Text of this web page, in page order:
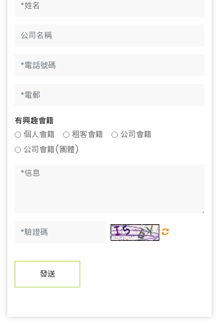
有興趣會籍
個人會籍
租客會籍
公司會籍
公司會籍(團體)
發送